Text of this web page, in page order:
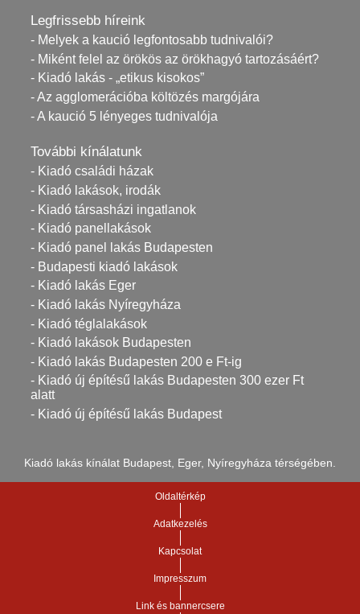
Legfrissebb híreink
- Melyek a kaució legfontosabb tudnivalói?
- Miként felel az örökös az örökhagyó tartozásáért?
- Kiadó lakás - „etikus kisokos”
- Az agglomerációba költözés margójára
- A kaució 5 lényeges tudnivalója
További kínálatunk
- Kiadó családi házak
- Kiadó lakások, irodák
- Kiadó társasházi ingatlanok
- Kiadó panellakások
- Kiadó panel lakás Budapesten
- Budapesti kiadó lakások
- Kiadó lakás Eger
- Kiadó lakás Nyíregyháza
- Kiadó téglalakások
- Kiadó lakások Budapesten
- Kiadó lakás Budapesten 200 e Ft-ig
- Kiadó új építésű lakás Budapesten 300 ezer Ft
alatt
- Kiadó új építésű lakás Budapest
Kiadó lakás kínálat Budapest, Eger, Nyíregyháza térségében.
Oldaltérkép
Adatkezelés
Kapcsolat
Impresszum
Link és bannercsere